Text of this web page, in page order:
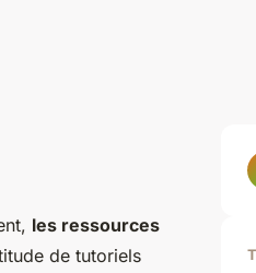
les ressources
de tutoriels